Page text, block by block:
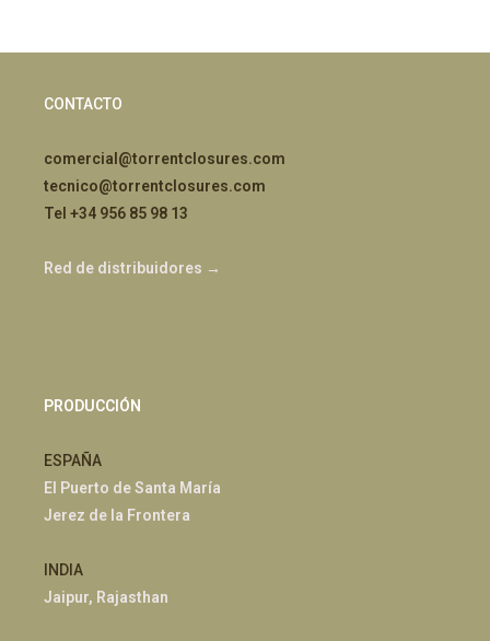
CONTACTO
comercial@torrentclosures.com
tecnico@torrentclosures.com
Tel +34 956 85 98 13
Red de distribuidores →
PRODUCCIÓN
ESPAÑA
El Puerto de Santa María
Jerez de la Frontera
INDIA
Jaipur, Rajasthan